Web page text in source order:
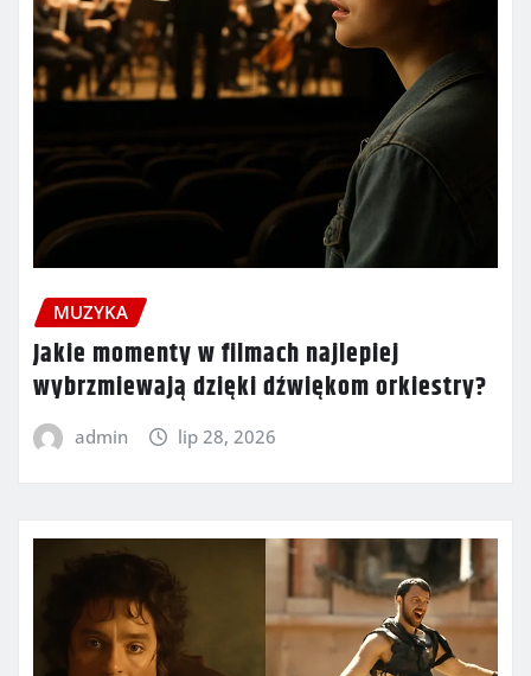
MUZYKA
Jakie momenty w filmach najlepiej
wybrzmiewają dzięki dźwiękom orkiestry?
admin lip 28, 2026